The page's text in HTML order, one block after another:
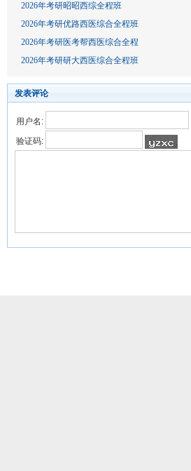
2026年考研昭昭西综全程班
2026年考研优路西医综合全程班
2026年考研医考帮西医综合全程
2026年考研研大西医综合全程班
发表评论
用户名:
验证码: